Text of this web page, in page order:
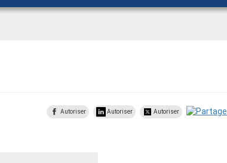
Autoriser Autoriser Autoriser